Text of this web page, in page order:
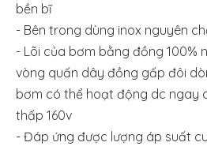
bền bĩ
- Bên trong dùng inox nguyên
- Lõi của bơm bằng đồng 100%
vòng quấn dây đồng gấp đôi
bơm có thể hoạt động dc ngay
thấp 160v
- Đáp ứng được lượng áp suất